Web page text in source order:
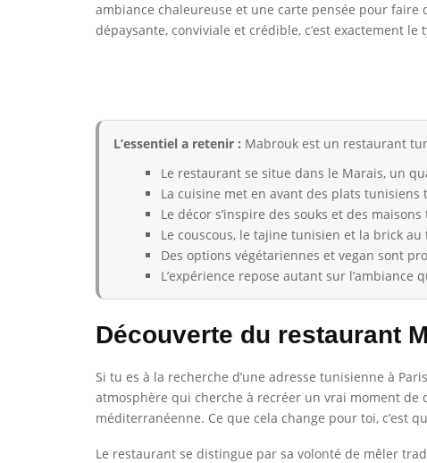
ambiance chaleureuse et une carte pensée pour
dépaysante, conviviale et crédible, c’est exactement
L’essentiel a retenir : Mabrouk est un restaurant
Le restaurant se situe dans le Marais, un
La cuisine met en avant des plats
Le décor s’inspire des souks et des
Le couscous, le tajine tunisien et la brick
Des options végétariennes et vegan sont
L’expérience repose autant sur l’ambiance
Découverte du restaurant
Si tu es à la recherche d’une adresse tunisienne à
atmosphère qui cherche à recréer un vrai moment
méditerranéenne. Ce que cela change pour toi, c’est
Le restaurant se distingue par sa volonté de mêler